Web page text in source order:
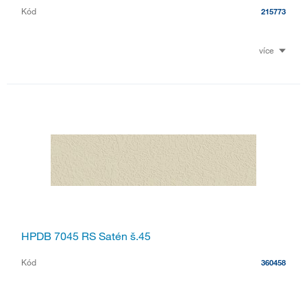
Kód 215773
více
HPDB 7045 RS Satén š.45
Kód 360458